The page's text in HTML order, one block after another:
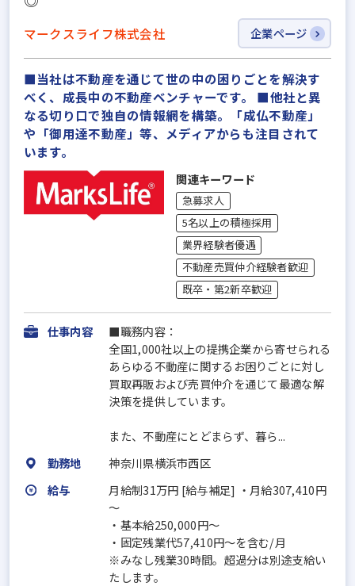
マークスライフ株式会社 企業ページ
■当社は不動産を通じて世の中の困りごとを解決す
べく、成長中の不動産ベンチャーです。 ■他社と異
なる切り口で独自の情報網を構築。「成仏不動産」
や「御用達不動産」等、メディアからも注目されて
います。
関連キーワード
急募求人
5名以上の積極採用
業界経験者優遇
不動産売買仲介経験者歓迎
既卒・第2新卒歓迎
仕事内容
■職務内容：
全国1,000社以上の提携企業から寄せられる
あらゆる不動産に関するお困りごとに対し
買取再販および売買仲介を通じて最適な解
決策を提供しています。
また、不動産にとどまらず、暮ら...
勤務地
神奈川県横浜市西区
給与
月給制31万円 [給与補足] ・月給307,410円
～
・基本給250,000円～
・固定残業代57,410円～を含む/月
※みなし残業30時間。超過分は別途支給い
たします。